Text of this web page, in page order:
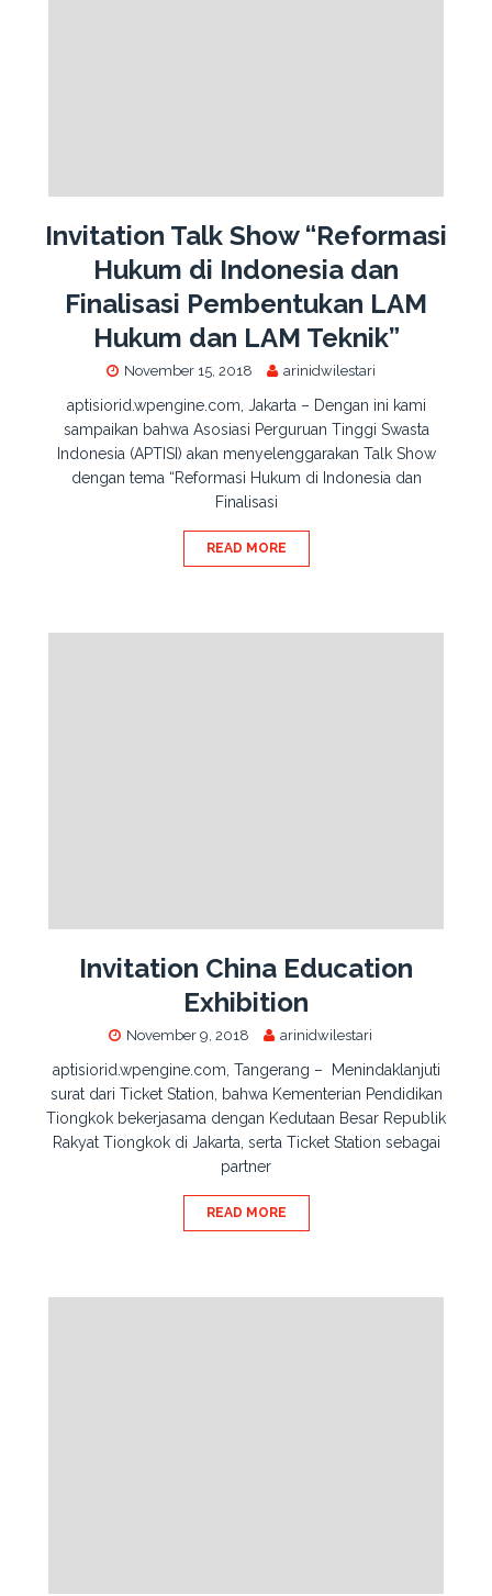
Invitation Talk Show “Reformasi
Hukum di Indonesia dan
Finalisasi Pembentukan LAM
Hukum dan LAM Teknik”
November 15, 2018 arinidwilestari
aptisiorid.wpengine.com, Jakarta – Dengan ini kami
sampaikan bahwa Asosiasi Perguruan Tinggi Swasta
Indonesia (APTISI) akan menyelenggarakan Talk Show
dengan tema “Reformasi Hukum di Indonesia dan
Finalisasi
READ MORE
Invitation China Education
Exhibition
November 9, 2018 arinidwilestari
aptisiorid.wpengine.com, Tangerang – Menindaklanjuti
surat dari Ticket Station, bahwa Kementerian Pendidikan
Tiongkok bekerjasama dengan Kedutaan Besar Republik
Rakyat Tiongkok di Jakarta, serta Ticket Station sebagai
partner
READ MORE